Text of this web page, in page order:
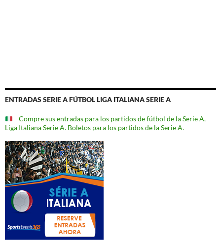
ENTRADAS SERIE A FÚTBOL LIGA ITALIANA SERIE A
Compre sus entradas para los partidos de fútbol de la Serie A,
Liga Italiana Serie A. Boletos para los partidos de la Serie A.